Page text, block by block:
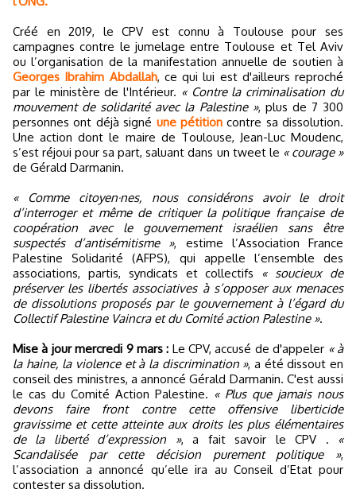
Créé en 2019, le CPV est connu à Toulouse pour ses
campagnes contre le jumelage entre Toulouse et Tel Aviv
ou l’organisation de la manifestation annuelle de soutien à
Georges Ibrahim Abdallah, ce qui lui est d'ailleurs reproché
par le ministère de l'Intérieur. « Contre la criminalisation du
mouvement de solidarité avec la Palestine », plus de 7 300
personnes ont déjà signé une pétitioncontre sa dissolution.
Une action dont le maire de Toulouse, Jean-Luc Moudenc,
s’est réjoui pour sa part, saluant dans un tweet le « courage »
de Gérald Darmanin.
« Comme citoyen·nes, nous considérons avoir le droit
d’interroger et même de critiquer la politique française de
coopération avec le gouvernement israélien sans être
suspectés d’antisémitisme », estime l’Association France
Palestine Solidarité (AFPS), qui appelle l’ensemble des
associations, partis, syndicats et collectifs « soucieux de
préserver les libertés associatives à s’opposer aux menaces
de dissolutions proposés par le gouvernement à l’égard du
Collectif Palestine Vaincra et du Comité action Palestine ».
Mise à jour mercredi 9 mars : Le CPV, accusé de d'appeler « à
la haine, la violence et à la discrimination », a été dissout en
conseil des ministres, a annoncé Gérald Darmanin. C'est aussi
le cas du Comité Action Palestine. « Plus que jamais nous
devons faire front contre cette offensive liberticide
gravissime et cette atteinte aux droits les plus élémentaires
de la liberté d’expression », a fait savoir le CPV .
«
Scandalisée par cette décision purement politique »,
l’association a annoncé qu’elle ira au Conseil d’Etat pour
contester sa dissolution.